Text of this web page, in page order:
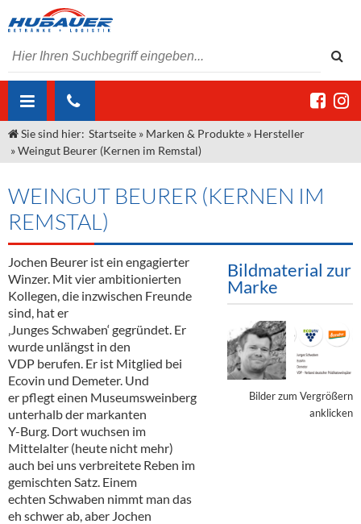
ÜBER UNS
Unser Liefergebiet
Kontakt
Angebote Gastronomie & Großhandel
Gastronomie
Großhandel
Innovation - Die Neue Art des Bierzapfens
"DroughtMaster"
Neuigkeiten
Termine
MARKEN & PRODUKTE
Weine & Schaumwein
Sirup
Spirituosen
Bier
Alkoholfreie Getränke
Öle & Küchenartikel
Kaffee
Barzubehör
Equipment
DIENSTLEISTUNGEN
Kommisionskauf & Lieferbedingungen
Fremddienstleistungen
Sie sind hier: Startseite » Marken & Produkte » Hersteller
»Weingut Beurer (Kernen im Remstal)
WEINGUT BEURER (KERNEN IM
REMSTAL)
Jochen Beurer ist ein engagierter
Winzer. Mit vier ambitionierten
Kollegen, die inzwischen Freunde
sind, hat er
‚Junges Schwaben‘ gegründet. Er
wurde unlängst in den
VDP berufen. Er ist Mitglied bei
Ecovin und Demeter. Und
er pflegt einen Museumsweinberg
unterhalb der markanten
Y-Burg. Dort wuchsen im
Mittelalter (heute nicht mehr)
auch bei uns verbreitete Reben im
gemischten Satz. Einem
echten Schwaben nimmt man das
eh schwer ab, aber Jochen
Bildmaterial zur
Marke
Bilder zum Vergrößern
anklicken